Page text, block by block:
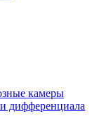
камеры
дифференциала